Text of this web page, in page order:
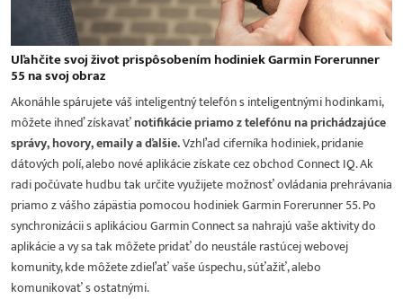
Uľahčite svoj život prispôsobením hodiniek Garmin Forerunner
55 na svoj obraz
Akonáhle spárujete váš inteligentný telefón s inteligentnými hodinkami,
môžete ihneď získavaťnotifikácie priamo z telefónu na prichádzajúce
správy, hovory, emaily a ďalšie.Vzhľad ciferníka hodiniek, pridanie
dátových polí, alebo nové aplikácie získate cez obchod Connect IQ. Ak
radi počúvate hudbu tak určite využijete možnosť ovládania prehrávania
priamo z vášho zápästia pomocou hodiniek Garmin Forerunner 55. Po
synchronizácii s aplikáciou Garmin Connect sa nahrajú vaše aktivity do
aplikácie a vy sa tak môžete pridať do neustále rastúcej webovej
komunity, kde môžete zdieľať vaše úspechu, súťažiť, alebo
komunikovať s ostatnými.